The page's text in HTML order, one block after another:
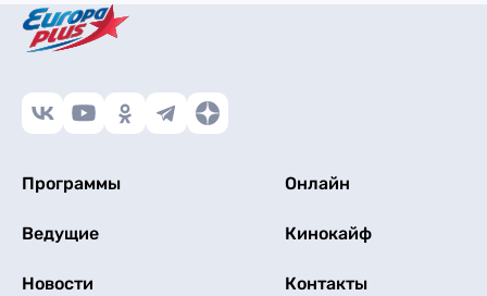
Программы Онлайн
Ведущие Кинокайф
Новости Контакты